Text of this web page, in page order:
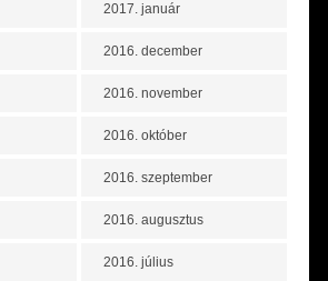
2017. január
2016. december
2016. november
2016. október
2016. szeptember
2016. augusztus
2016. július